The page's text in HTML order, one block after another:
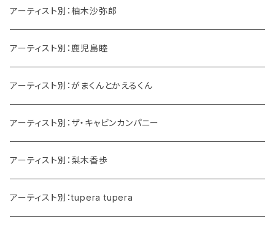
アーティスト別：柚木沙弥郎
アーティスト別：鹿児島睦
アーティスト別：がまくんとかえるくん
アーティスト別：ザ・キャビンカンパニー
アーティスト別：梨木香歩
アーティスト別：tupera tupera